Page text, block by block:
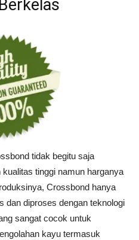
tidak begitu saja
tinggi namun harganya
Crossbond hanya
dan diproses dengan teknologi
sangat cocok untuk
kayu termasuk